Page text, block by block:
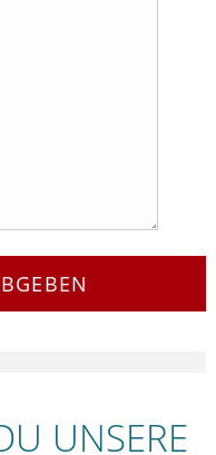
UNSERE